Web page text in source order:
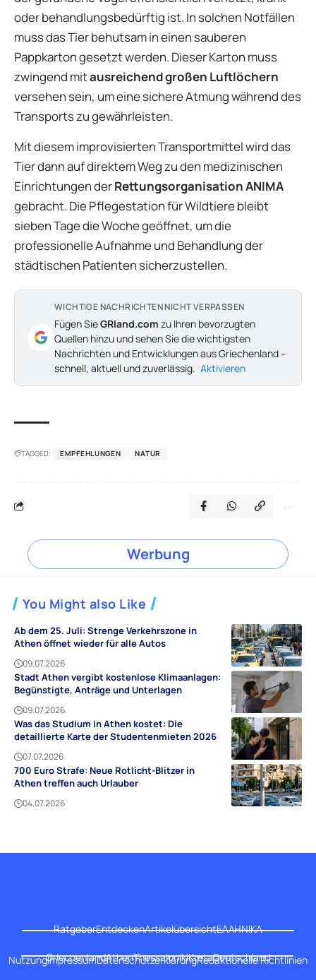
oder behandlungsbedürftig ist. In solchen Notfällen
muss das Tier behutsam in einen sauberen
Pappkarton gesetzt werden. Dieser Karton muss
zwingend mitausreichend großen Luftlöchern
versehen sein, um eine sichere Atmung während des
Transports zu gewährleisten.
Mit diesem improvisierten Transportmittel wird das
Tier dann auf direktem Weg zu den medizinischen
Einrichtungen derRettungsorganisation ANIMA
gebracht. Die Pflegestation für Wildtiere bleibt
sieben Tage die Woche geöffnet, um die
professionelle Aufnahme und Behandlung der
städtischen Patienten sicherzustellen.
WICHTIGE NACHRICHTEN NICHT VERPASSEN
Fügen SieGRland.com zu Ihren bevorzugten
Quellen hinzu und sehen Sie die wichtigsten
Nachrichten und Entwicklungen aus Griechenland –
schnell, aktuell und zuverlässig. Aktivieren
TAGGED: EMPFEHLUNGEN NATUR
Werbung
You Might also Like
Ab dem 25. Juli: Strenge Verkehrszone in
Athen öffnet wieder für alle Autos
09.07.2026
Stadt Athen vergibt kostenlose Klimaanlagen:
Begünstigte, Anträge und Unterlagen
09.07.2026
Was das Studium in Athen kostet: Die
detaillierte Karte der Studentenmieten 2026
07.07.2026
700 Euro Strafe: Neue Rotlicht-Blitzer in
Athen treffen auch Urlauber
04.07.2026
RatgeberEntdeckenArtikelübersichtΕΛΛΗΝΙΚΑ
GriechenlandAthenThessalonikiKretaDeutschland
NutzungImpressumDatenschutzerklärungRedaktionelle Richtlinien